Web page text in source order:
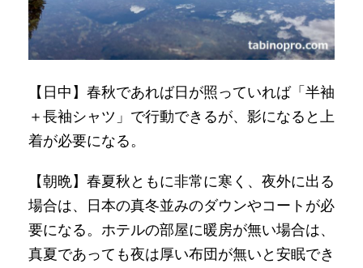
【日中】春秋であれば日が照っていれば「半袖
＋長袖シャツ」で行動できるが、影になると上
着が必要になる。
【朝晩】春夏秋ともに非常に寒く、夜外に出る
場合は、日本の真冬並みのダウンやコートが必
要になる。ホテルの部屋に暖房が無い場合は、
真夏であっても夜は厚い布団が無いと安眠でき